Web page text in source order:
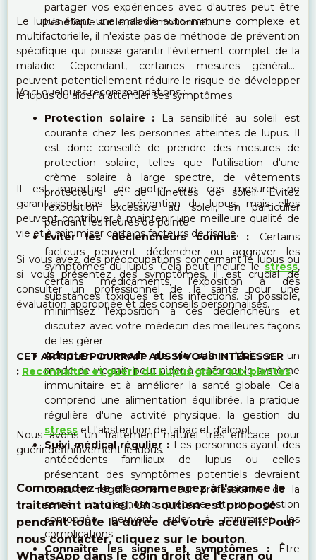
partager vos expériences avec d'autres peut être
bénéfique sur le plan émotionnel.
Le lupus étant une maladie auto-immune complexe et
multifactorielle, il n'existe pas de méthode de prévention
spécifique qui puisse garantir l'évitement complet de la
maladie. Cependant, certaines mesures générales
peuvent potentiellement réduire le risque de développer
le lupus ou aider à atténuer ses symptômes.
Voici quelques recommandations :
Protection solaire : La sensibilité au soleil est
courante chez les personnes atteintes de lupus. Il
est donc conseillé de prendre des mesures de
protection solaire, telles que l'utilisation d'une
crème solaire à large spectre, de vêtements
protecteurs et de lunettes de soleil. Évitez
l'exposition excessive au soleil, en particulier
pendant les heures de pointe.
Éviter les déclencheurs connus : Certains
facteurs peuvent déclencher ou aggraver les
symptômes du lupus. Cela peut inclure lestress,
certains médicaments, l'exposition à des
substances toxiques et les infections. Si possible,
minimisez l'exposition à ces déclencheurs et
discutez avec votre médecin des meilleures façons
de les gérer.
Adopter un mode de vie sain :Maintenir un
mode de vie sain peut aider à renforcer le système
immunitaire et à améliorer la santé globale. Cela
comprend une alimentation équilibrée, la pratique
régulière d'une activité physique, la gestion du
stress et l'abstention de tabac et d'alcool.
Suivi médical régulier : Les personnes ayant des
antécédents familiaux de lupus ou celles
présentant des symptômes potentiels devraient
consulter régulièrement leur professionnel de la
santé. Un diagnostic précoce et une gestion
appropriée peuvent aider à minimiser les
complications.
Connaître les signes et symptômes : Être
Il est important de noter que ces mesures ne
garantissent pas la prévention du lupus, mais elles
peuvent contribuer à maintenir une meilleure qualité de
vie et à minimiser certains facteurs de risque.
Si vous avez des préoccupations concernant le lupus ou
si vous présentez des symptômes, il est crucial de
consulter un professionnel de la santé pour une
évaluation appropriée et des conseils personnalisés.
CET ARTICLE POURRAIT AUSSI VOUS INTERESSER
: Reconnaître et guérir du Lupus grâce aux plantes
Nous avons un traitement naturel très efficace pour
guérir définitivement le lupus.
Commandez-le et commencez à l'avance le
traitement naturel. Un soutien est proposé
pendant toute la durée de votre accueil. Pour
nous contacter, cliquez sur le bouton
WhatsApp dans le coin droit de l'écran ou